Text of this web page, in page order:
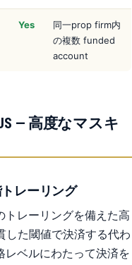
Yes
同一prop firm内
の複数 funded
account
— 高度なマスキ
トレーリング
トレーリングを備えた高
した閾値で決済する代わ
レベルにわたって決済を